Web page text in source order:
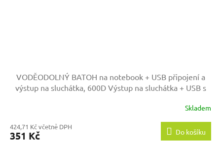
VODĚODOLNÝ BATOH na notebook + USB připojení a
výstup na sluchátka, 600D Výstup na sluchátka + USB s
Skladem
424,71 Kč včetně DPH
351 Kč Do košíku